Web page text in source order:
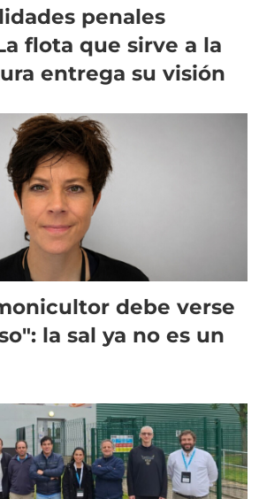
penales
flota que sirve a la
entrega su visión
debe verse
la sal ya no es un